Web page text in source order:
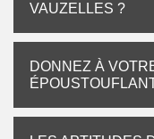
VAUZELLES ?
DONNEZ À